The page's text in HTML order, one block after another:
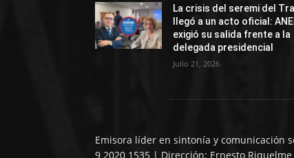
La crisis del seremi del
llegó a un acto oficial:
exigió su salida frente a la
delegada presidencial
Julio 21, 2026
Emisora líder en sintonía y comunicación
9 2020 1535 | Dirección: Ernesto